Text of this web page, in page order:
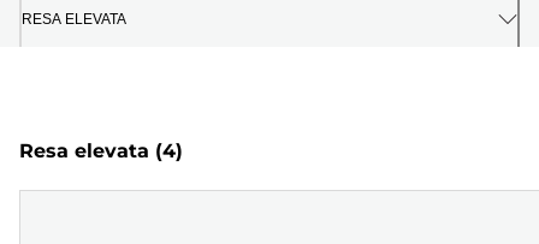
RESA ELEVATA
Resa elevata (4)